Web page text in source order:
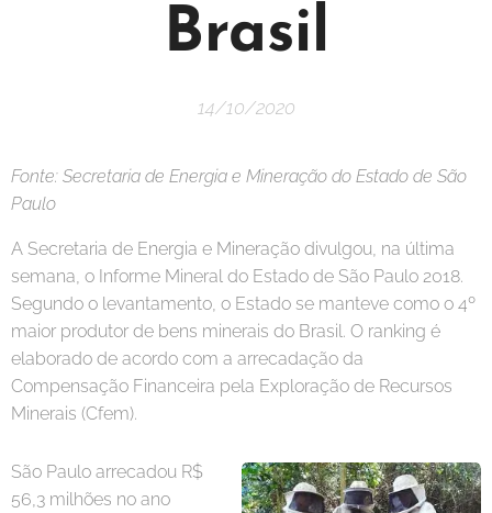
Brasil
14/10/2020
Fonte: Secretaria de Energia e Mineração do Estado de São
Paulo
A Secretaria de Energia e Mineração divulgou, na última
semana, o Informe Mineral do Estado de São Paulo 2018.
Segundo o levantamento, o Estado se manteve como o 4º
maior produtor de bens minerais do Brasil. O ranking é
elaborado de acordo com a arrecadação da
Compensação Financeira pela Exploração de Recursos
Minerais (Cfem).
São Paulo arrecadou R$
56,3 milhões no ano